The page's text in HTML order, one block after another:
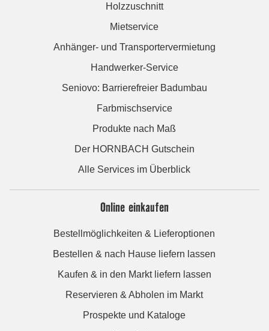
Holzzuschnitt
Mietservice
Anhänger- und Transportervermietung
Handwerker-Service
Seniovo: Barrierefreier Badumbau
Farbmischservice
Produkte nach Maß
Der HORNBACH Gutschein
Alle Services im Überblick
Online einkaufen
Bestellmöglichkeiten & Lieferoptionen
Bestellen & nach Hause liefern lassen
Kaufen & in den Markt liefern lassen
Reservieren & Abholen im Markt
Prospekte und Kataloge